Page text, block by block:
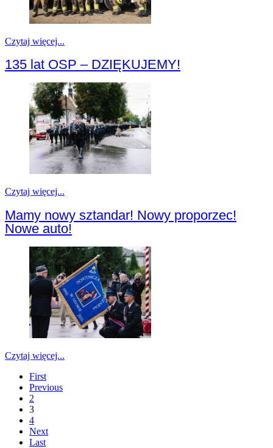
Czytaj więcej...
135 lat OSP – DZIĘKUJEMY!
Czytaj więcej...
Mamy nowy sztandar! Nowy proporzec!
Nowe auto!
Czytaj więcej...
First
Previous
2
3
4
Next
Last